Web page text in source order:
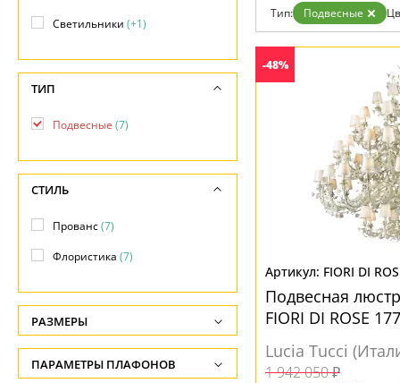
Дизайнерам
Бренды
Тип: Подвесные
-48%
FIORI DI
Подвесная
FIORI DI ROSE
Lucia Tucci
1 942 050 ₽
Светильники (+1)
ТИП
Подвесные (7)
СТИЛЬ
Прованс(7)
Флористика (7)
РАЗМЕРЫ
Высота, см
-
ПАРАМЕТРЫ ПЛАФОНОВ